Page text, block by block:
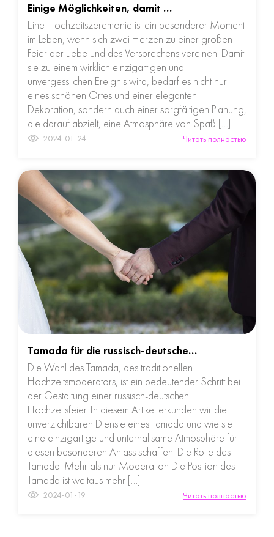
Einige Möglichkeiten, damit …
Eine Hochzeitszeremonie ist ein besonderer Moment
im Leben, wenn sich zwei Herzen zu einer großen
Feier der Liebe und des Versprechens vereinen. Damit
sie zu einem wirklich einzigartigen und
unvergesslichen Ereignis wird, bedarf es nicht nur
eines schönen Ortes und einer eleganten
Dekoration, sondern auch einer sorgfältigen Planung,
die darauf abzielt, eine Atmosphäre von Spaß […]
2024-01-24 Читать полностью
Tamada für die russisch-deutsche…
Die Wahl des Tamada, des traditionellen
Hochzeitsmoderators, ist ein bedeutender Schritt bei
der Gestaltung einer russisch-deutschen
Hochzeitsfeier. In diesem Artikel erkunden wir die
unverzichtbaren Dienste eines Tamada und wie sie
eine einzigartige und unterhaltsame Atmosphäre für
diesen besonderen Anlass schaffen. Die Rolle des
Tamada: Mehr als nur Moderation Die Position des
Tamada ist weitaus mehr […]
2024-01-19 Читать полностью